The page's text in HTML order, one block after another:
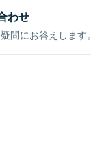
わせ
問にお答えします。